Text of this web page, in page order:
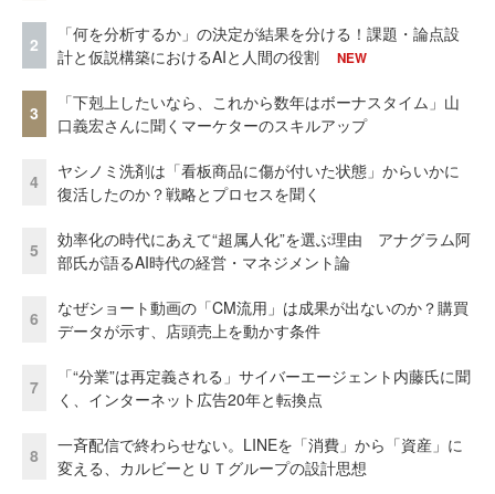
2
「何を分析するか」の決定が結果を分ける！課題・論点設
計と仮説構築におけるAIと人間の役割
NEW
3
「下剋上したいなら、これから数年はボーナスタイム」山
口義宏さんに聞くマーケターのスキルアップ
4
ヤシノミ洗剤は「看板商品に傷が付いた状態」からいかに
復活したのか？戦略とプロセスを聞く
5
効率化の時代にあえて“超属人化”を選ぶ理由 アナグラム阿
部氏が語るAI時代の経営・マネジメント論
6
なぜショート動画の「CM流用」は成果が出ないのか？購買
データが示す、店頭売上を動かす条件
7
「“分業”は再定義される」サイバーエージェント内藤氏に聞
く、インターネット広告20年と転換点
8
一斉配信で終わらせない。LINEを「消費」から「資産」に
変える、カルビーとＵＴグループの設計思想